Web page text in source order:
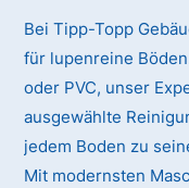
Bei Tipp-Topp
für lupenreine
oder PVC, unser
ausgewählte
jedem Boden zu
Mit modernsten